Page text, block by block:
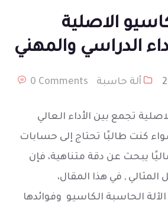
الاصلية
الدراسي والمهني
ألة حاسبة 0 Comments
تجمع بين الأداء العالي
كنت طالبًا تحتاج إلى حسابات
يبحث عن دقة متناهية، فإن
, في هذا المقال،
الحاسبة الكاسيو وفوائدها